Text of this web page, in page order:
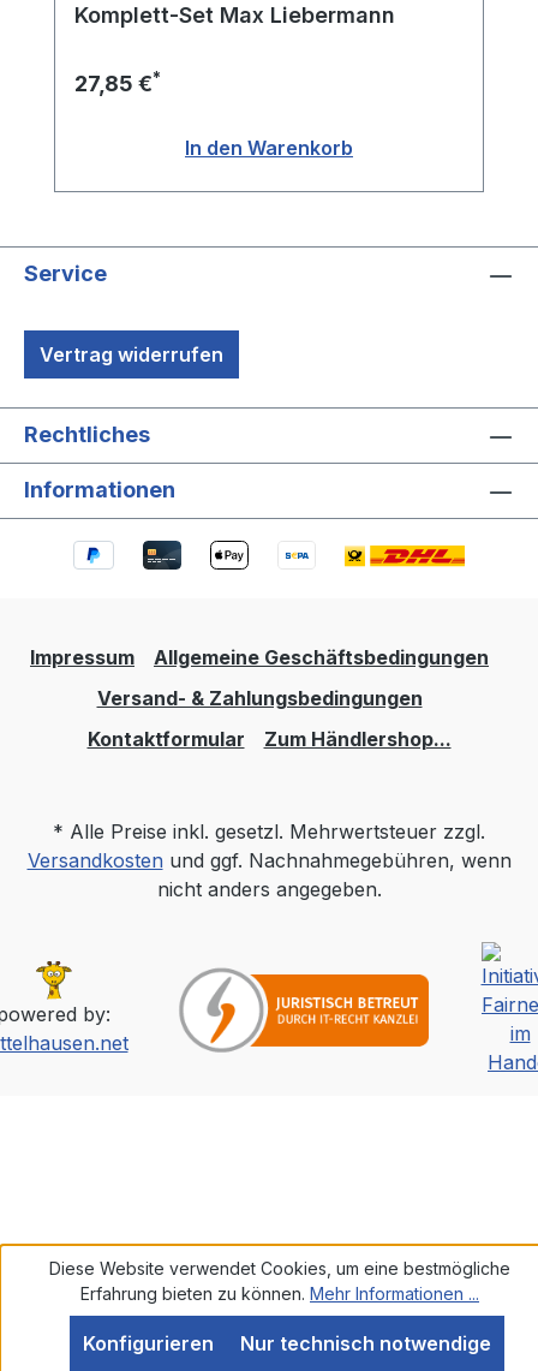
Komplett-Set Max Liebermann
27,85 €*
In den Warenkorb
Service
Vertrag widerrufen
Rechtliches
Informationen
Impressum
Allgemeine Geschäftsbedingungen
Versand- & Zahlungsbedingungen
Kontaktformular
Zum Händlershop...
* Alle Preise inkl. gesetzl. Mehrwertsteuer zzgl.
Versandkostenund ggf. Nachnahmegebühren, wenn
nicht anders angegeben.
by:
Diese Website verwendet Cookies, um eine bestmögliche
Erfahrung bieten zu können. Mehr Informationen ...
Nur technisch notwendige
Konfigurieren